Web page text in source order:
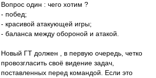
Вопрос один : чего хотим ?
- побед;
- красивой атакующей игры;
- баланса между обороной и атакой.
Новый ГТ должен , в первую очередь, четко
провозгласить своё видение задач,
поставленных перед командой. Если это